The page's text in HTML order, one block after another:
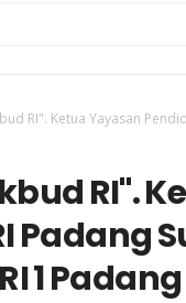
RI". Ketua Yayasan
RI".
Padang
1 Padang